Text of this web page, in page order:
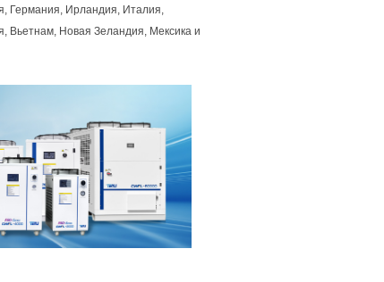
Германия, Ирландия, Италия,
Вьетнам, Новая Зеландия, Мексика и